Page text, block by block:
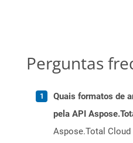
Perguntas
Quais formatos de
pela API
Aspose.Total